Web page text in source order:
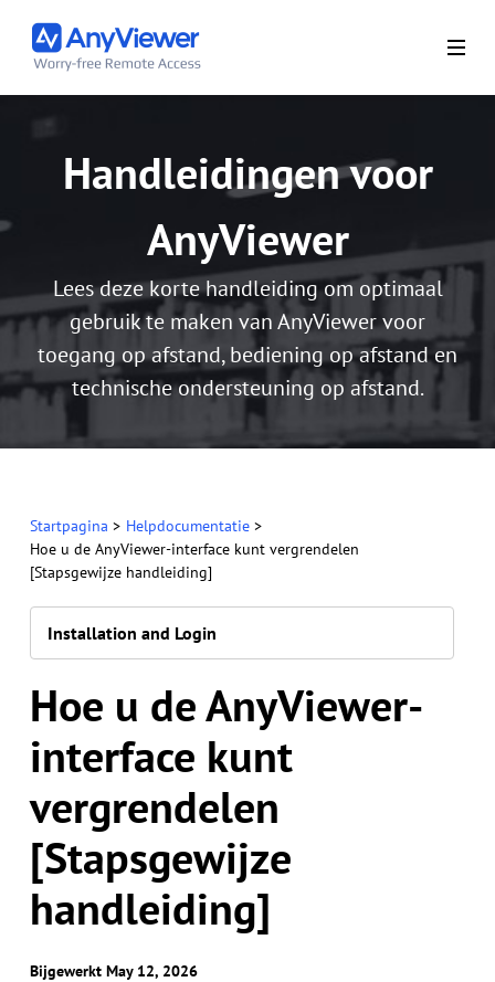
Handleidingen voor
AnyViewer
Lees deze korte handleiding om optimaal
gebruik te maken van AnyViewer voor
toegang op afstand, bediening op afstand en
technische ondersteuning op afstand.
Startpagina > Helpdocumentatie>
Hoe u de AnyViewer-interface kunt vergrendelen
[Stapsgewijze handleiding]
Installation and Login
Hoe u de AnyViewer-
interface kunt
vergrendelen
[Stapsgewijze
handleiding]
Bijgewerkt May 12, 2026